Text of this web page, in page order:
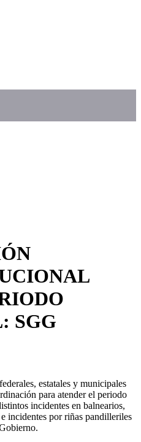
SGG
estatales y municipales
para atender el periodo
incidentes en balnearios,
incidentes por riñas pandilleriles